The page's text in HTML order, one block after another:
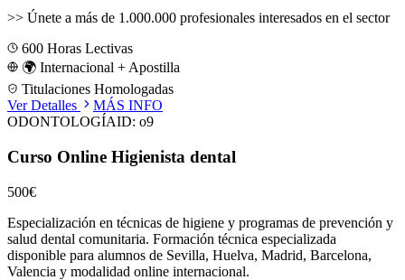
>> Únete a más de 1.000.000 profesionales interesados en el sector
600 Horas Lectivas
🌍 Internacional + Apostilla
Titulaciones Homologadas
Ver Detalles
MÁS INFO
ODONTOLOGÍAID: o9
Curso Online Higienista dental
500€
Especialización en técnicas de higiene y programas de prevención y
salud dental comunitaria. Formación técnica especializada
disponible para alumnos de Sevilla, Huelva, Madrid, Barcelona,
Valencia y modalidad online internacional.